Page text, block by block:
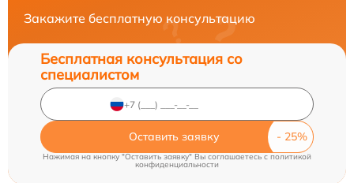
Закажите бесплатную консультацию
Бесплатная консультация со
специалистом
Оставить заявку
Нажимая на кнопку "Оставить заявку" Вы соглашаетесь c политикой
конфиденциальности